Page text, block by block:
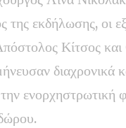
της εκδήλωσης, οι
Κίτσος
διαχρονικά
ενορχηστρωτική